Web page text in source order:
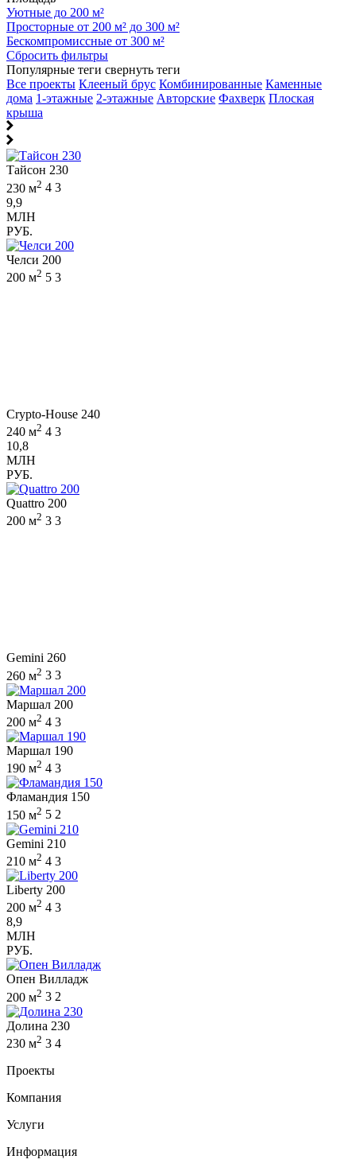
Уютные до 200 м²
Просторные от 200 м² до 300 м²
Бескомпромиссные от 300 м²
Сбросить фильтры
Популярные теги свернуть теги
Все проекты Клееный брус Комбинированные Каменные
дома 1-этажные 2-этажные Авторские Фахверк Плоская
крыша
Тайсон 230
230 м2 4 3
9,9
МЛН
РУБ.
Челси 200
200 м2 5 3
Crypto-House 240
240 м2 4 3
10,8
МЛН
РУБ.
Quattro 200
200 м2 3 3
Gemini 260
260 м2 3 3
Маршал 200
200 м2 4 3
Маршал 190
190 м2 4 3
Фламандия 150
150 м2 5 2
Gemini 210
210 м2 4 3
Liberty 200
200 м2 4 3
8,9
МЛН
РУБ.
Опен Вилладж
200 м2 3 2
Долина 230
230 м2 3 4
Проекты
Компания
Услуги
Информация